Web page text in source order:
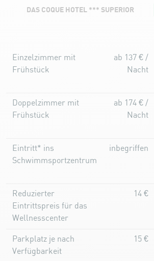
DAS COQUE HOTEL *** SUPERIOR
Einzelzimmer mit
Frühstück
ab 137 € /
Nacht
Doppelzimmer mit
Frühstück
ab 174 € /
Nacht
Eintritt* ins
Schwimmsportzentrum
inbegriffen
Reduzierter
Eintrittspreis für das
Wellnesscenter
14 €
Parkplatz je nach
Verfügbarkeit
15 €